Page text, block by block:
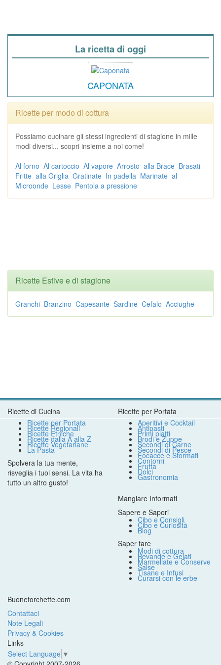
La ricetta di oggi
CAPONATA
Ricette per modo di cottura
Possiamo cucinare gli stessi ingredienti di stagione in mille
modi diversi... scopri insieme a noi come!
Al forno Al cartoccio Al vapore Arrosto alla Brace Brasati
Fritte alla Griglia Gratinate In padella Marinate al
Microonde Lesse Pentola a pressione
Ricette Estive e di stagione
Granchi Branzino Capesante Sardine Cefalo Acciughe
Ricette di Cucina
Ricette per Portata
Ricette Regionali
Ricette Etniche
Ricette dalla A alla Z
Ricette Vegetariane
La Pasta
Spolvera la tua mente,
risveglia i tuoi sensi. La vita ha
tutto un altro gusto!
Ricette per Portata
Aperitivi e Cocktail
Antipasti
Primi piatti
Brodi e Zuppe
Secondi di Carne
Secondi di Pesce
Focacce e Sformati
Contorni
Frutta
Dolci
Gastronomia
Mangiare Informati
Sapere e Sapori
Cibo e Consigli
Cibo e Curiosità
Blog
Saper fare
Modi di cottura
Bevande e Gelati
Marmellate e Conserve
Salse
Tisane e Infusi
Curarsi con le erbe
Buoneforchette.com
Contattaci
Note Legali
Privacy & Cookies
Links
Select Language ▼